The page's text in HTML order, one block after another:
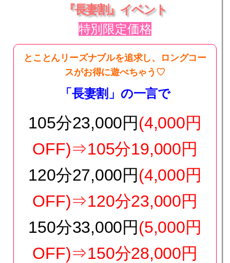
『長妻割』イベント
特別限定価格
とことんリーズナブルを追求し、ロングコー
スがお得に遊べちゃう♡
「長妻割」の一言で
105分23,000円(4,000円
OFF)⇒105分19,000円
120分27,000円(4,000円
OFF)⇒120分23,000円
150分33,000円(5,000円
OFF)⇒150分28,000円